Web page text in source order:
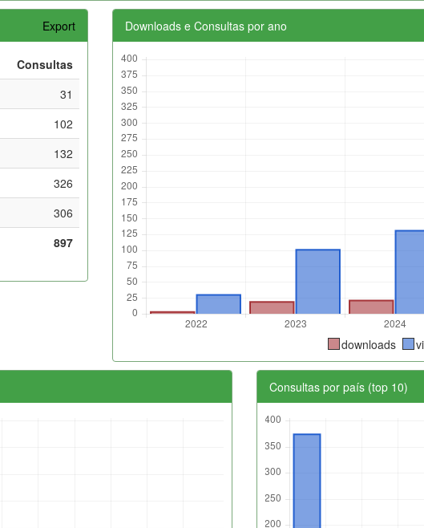
Export
Consultas
31
102
132
326
306
897
Downloads e Consultas por ano
downloads
Consultas por país (top 10)